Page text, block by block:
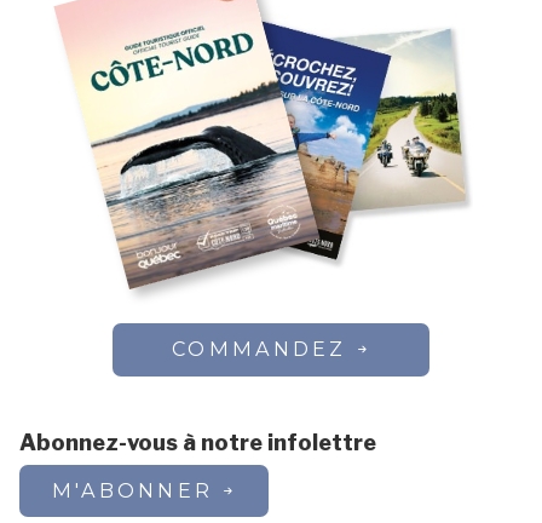
COMMANDEZ
Abonnez-vous à notre infolettre
M'ABONNER